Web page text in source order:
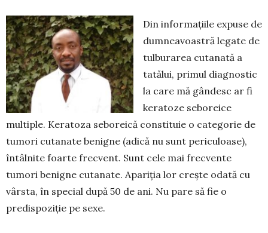
Din informațiile expuse de
dumneavoastră le­gate de
tulburarea cutanată a
tatălui, primul diag­nos­tic
la care mă gândesc ar fi
ke­ratoze seboreice
multiple. Kera­to­za seboreică constituie o categorie de
tumori cutanate benigne (adică nu sunt periculoase),
întâlnite foar­te frecvent. Sunt cele mai frecvente
tumori benigne cutanate. Apariția lor crește odată cu
vârsta, în special după 50 de ani. Nu pare să fie o
predispoziție pe sexe.